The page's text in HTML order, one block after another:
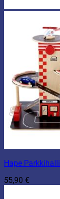
Hape Parkkihalli
55,90 €